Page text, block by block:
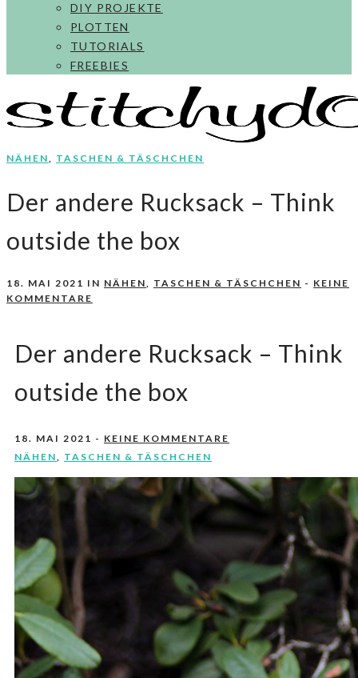
DIY PROJEKTE
PLOTTEN
TUTORIALS
FREEBIES
NÄHEN, TASCHEN & TÄSCHCHEN
Der andere Rucksack – Think
outside the box
18. MAI 2021 IN NÄHEN, TASCHEN & TÄSCHCHEN - KEINE
KOMMENTARE
Der andere Rucksack – Think
outside the box
18. MAI 2021 - KEINE KOMMENTARE
NÄHEN
TASCHEN & TÄSCHCHEN